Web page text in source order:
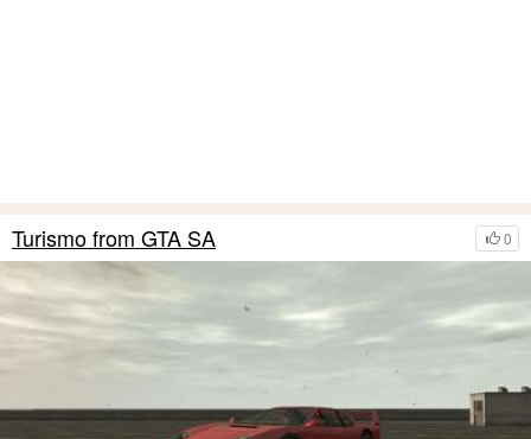
0
Turismo from GTA SA